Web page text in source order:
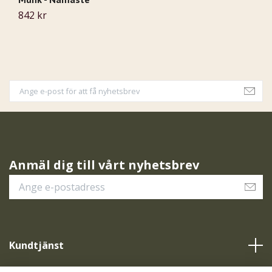
842 kr
Anmäl dig till vårt nyhetsbrev
Kundtjänst